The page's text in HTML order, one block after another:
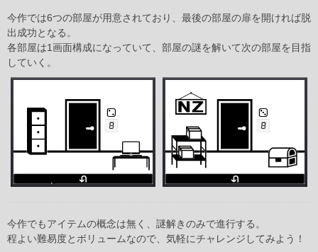
今作では6つの部屋が用意されており、最後の部屋の扉を開ければ脱
出成功となる。
各部屋は1画面構成になっていて、部屋の謎を解いて次の部屋を目指
していく。
今作でもアイテムの概念は無く、謎解きのみで進行する。
程よい難易度とボリュームなので、気軽にチャレンジしてみよう！